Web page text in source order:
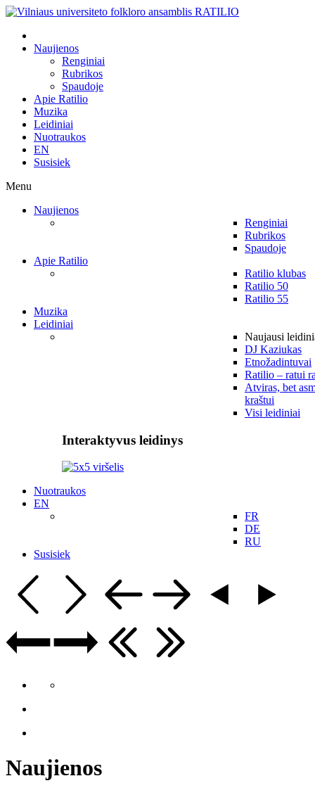
Naujienos
Renginiai
Rubrikos
Spaudoje
Apie Ratilio
Muzika
Leidiniai
Nuotraukos
EN
Susisiek
Menu
Naujienos
Renginiai
Rubrikos
Spaudoje
Apie Ratilio
Ratilio klubas
Ratilio 50
Ratilio 55
Muzika
Leidiniai
Naujausi
DJ Kaziukas
Etnožadintuvai
Ratilio – ratui
Atviras, bet
kraštui
Visi leidiniai
Interaktyvus leidinys
Nuotraukos
EN
FR
DE
RU
Susisiek
Naujienos